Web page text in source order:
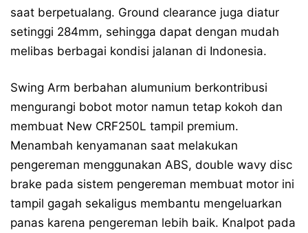
saat berpetualang. Ground clearance juga diatur
setinggi 284mm, sehingga dapat dengan mudah
melibas berbagai kondisi jalanan di Indonesia.
Swing Arm berbahan alumunium berkontribusi
mengurangi bobot motor namun tetap kokoh dan
membuat New CRF250L tampil premium.
Menambah kenyamanan saat melakukan
pengereman menggunakan ABS, double wavy disc
brake pada sistem pengereman membuat motor ini
tampil gagah sekaligus membantu mengeluarkan
panas karena pengereman lebih baik. Knalpot pada